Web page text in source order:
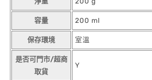
容量 200 ml
保存環境 室溫
是否可門市/超商
取貨
Y